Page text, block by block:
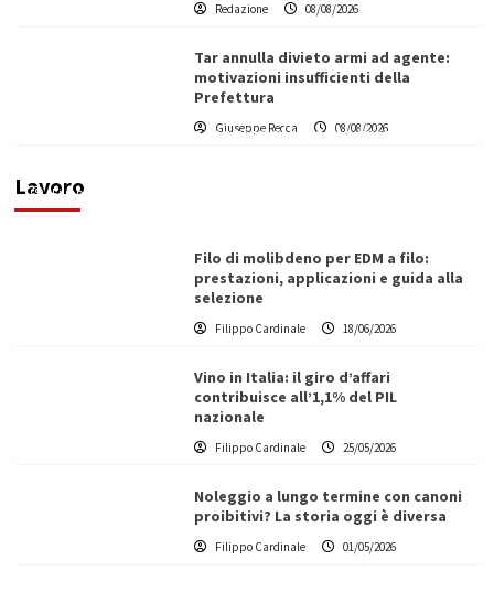
Redazione 08/08/2026
Tar annulla divieto armi ad agente:
motivazioni insufficienti della
Prefettura
Giuseppe Recca 08/08/2026
Lavoro
L’ingegnere saccense Buscarnera partner chiave
di un progetto transnazionale per la transizione
Filippo Cardinale
Filo di molibdeno per EDM a filo:
prestazioni, applicazioni e guida alla
selezione
Filippo Cardinale 18/06/2026
Vino in Italia: il giro d’affari
contribuisce all’1,1% del PIL
nazionale
Filippo Cardinale 25/05/2026
Noleggio a lungo termine con canoni
proibitivi? La storia oggi è diversa
Filippo Cardinale 01/05/2026